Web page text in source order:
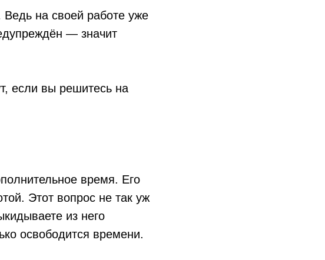
на своей работе уже
— значит
если вы решитесь на
время. Его
Этот вопрос не так уж
из него
освободится времени.